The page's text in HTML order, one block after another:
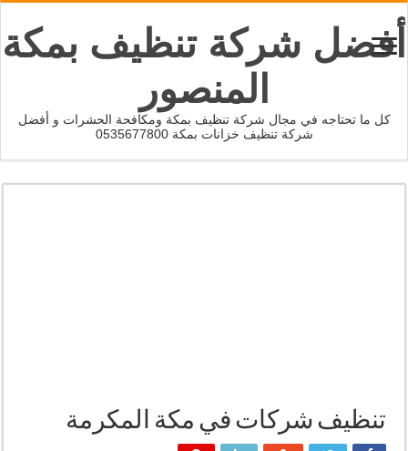
أفضل شركة تنظيف بمكة
المنصور
كل ما تحتاجه في مجال شركة تنظيف بمكة ومكافحة الحشرات و أفضل
شركة تنظيف خزانات بمكة 0535677800
تنظيف شركات في مكة المكرمة